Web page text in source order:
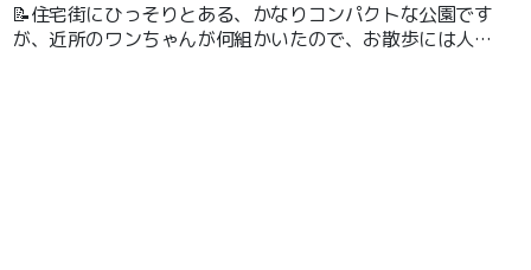
📝住宅街にひっそりとある、かなりコンパクトな公園です
が、近所のワンちゃんが何組かいたので、お散歩には人気